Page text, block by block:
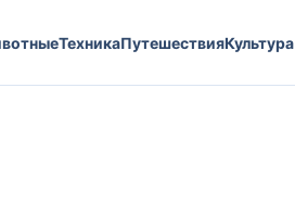
ТехникаПутешествияКультура